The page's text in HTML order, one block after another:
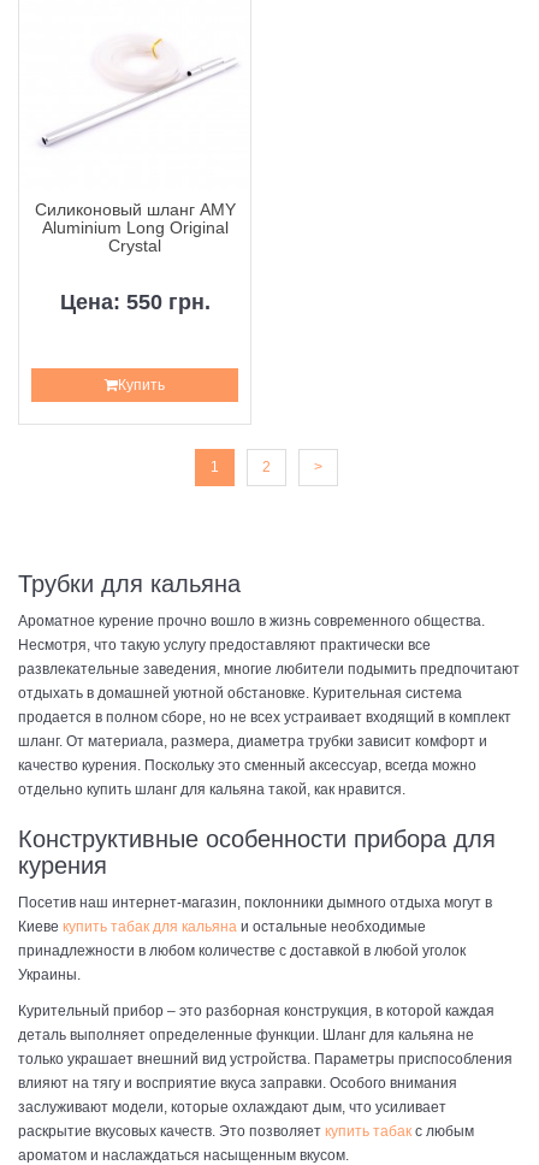
Силиконовый шланг AMY
Aluminium Long Original
Crystal
Цена: 550 грн.
Купить
1 2 >
Трубки для кальяна
Ароматное курение прочно вошло в жизнь современного общества.
Несмотря, что такую услугу предоставляют практически все
развлекательные заведения, многие любители подымить предпочитают
отдыхать в домашней уютной обстановке. Курительная система
продается в полном сборе, но не всех устраивает входящий в комплект
шланг. От материала, размера, диаметра трубки зависит комфорт и
качество курения. Поскольку это сменный аксессуар, всегда можно
отдельно купить шланг для кальяна такой, как нравится.
Конструктивные особенности прибора для
курения
Посетив наш интернет-магазин, поклонники дымного отдыха могут в
Киеве купить табак для кальяна и остальные необходимые
принадлежности в любом количестве с доставкой в любой уголок
Украины.
Курительный прибор – это разборная конструкция, в которой каждая
деталь выполняет определенные функции. Шланг для кальяна не
только украшает внешний вид устройства. Параметры приспособления
влияют на тягу и восприятие вкуса заправки. Особого внимания
заслуживают модели, которые охлаждают дым, что усиливает
раскрытие вкусовых качеств. Это позволяет купить табак с любым
ароматом и наслаждаться насыщенным вкусом.